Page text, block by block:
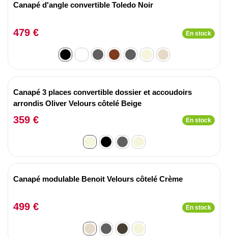
Canapé d'angle convertible Toledo Noir
479 € En stock
Canapé 3 places convertible dossier et accoudoirs
arrondis Oliver Velours côtelé Beige
359 € En stock
Canapé modulable Benoit Velours côtelé Crème
499 € En stock